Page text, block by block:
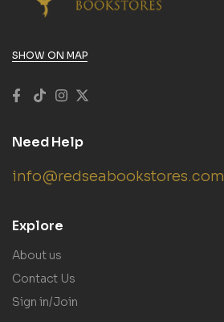
SHOW ON MAP
Need Help
info@redseabookstores.com
Explore
About us
Contact Us
Sign in/Join